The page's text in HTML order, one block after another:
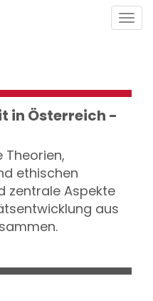
in Österreich -
Theorien,
ethischen
zentrale Aspekte
aus